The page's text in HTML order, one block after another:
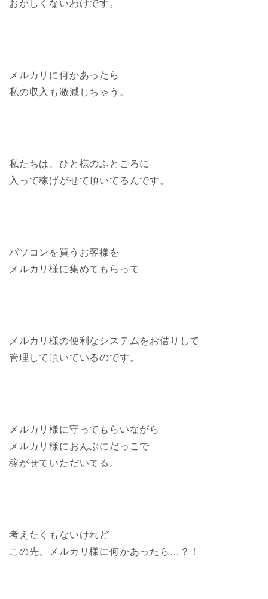
おかしくないわけです。
メルカリに何かあったら
私の収入も激減しちゃう。
私たちは、ひと様のふところに
入って稼げがせて頂いてるんです。
パソコンを買うお客様を
メルカリ様に集めてもらって
メルカリ様の便利なシステムをお借りして
管理して頂いているのです。
メルカリ様に守ってもらいながら
メルカリ様におんぶにだっこで
稼がせていただいてる。
考えたくもないけれど
この先、メルカリ様に何かあったら…？！